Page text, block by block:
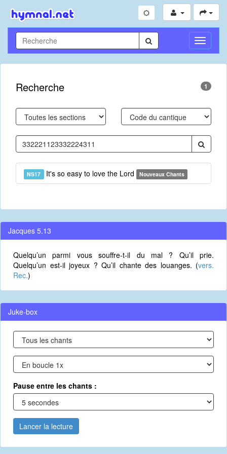
Toggle
Recherche 1
NS17 It's so easy to love the Lord Nouveaux Chants
Jacques 5.13
Quelqu’un parmi vous souffre-t-il du mal ? Qu’il prie.
Quelqu’un est-il joyeux ? Qu’il chante des louanges. (vers.
Rec.)
Juke-box
Pause entre les chants :
Lancer la lecture